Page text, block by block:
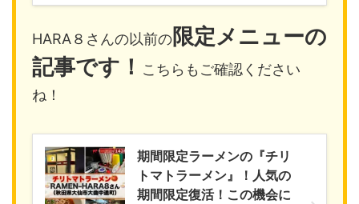
HARA８さんの以前の限定メニューの
記事です！
こちらもご確認ください
ね！
期間限定ラーメンの『チリ
トマトラーメン』！人気の
期間限定復活！この機会に